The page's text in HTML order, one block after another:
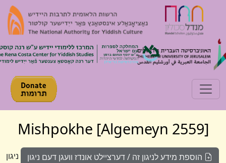
Toggle navigation
הוספת מידע לניגון זה / דערציילט אונדז וועגן דעם ניגון ניגון